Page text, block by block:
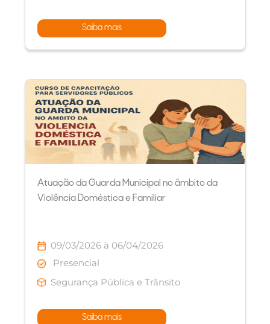
Saiba mais
Atuação da Guarda Municipal no âmbito da
Violência Doméstica e Familiar
09/03/2026 à 06/04/2026
Presencial
Segurança Pública e Trânsito
Saiba mais